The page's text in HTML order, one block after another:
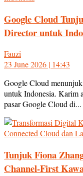
Google Cloud
Director untuk
Fauzi
23 June 2026 | 14:43
Google Cloud
untuk Indonesia. Karim
pasar Google Cloud di...
Tunjuk Fiona
Channel-First